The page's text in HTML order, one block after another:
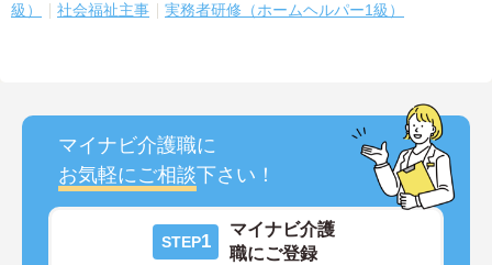
級）
社会福祉主事 実務者研修（ホームヘルパー1級）
マイナビ介護職に
お気軽にご相談下さい！
STEP1
マイナビ介護
職にご登録